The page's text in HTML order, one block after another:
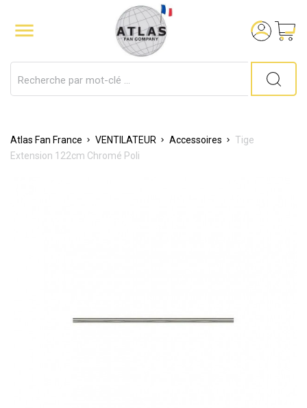

Atlas Fan France VENTILATEUR Accessoires
Tige
Extension 122cm Chromé Poli